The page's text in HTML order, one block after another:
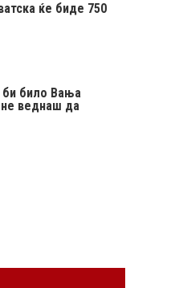
ќе биде 750
било Вања
не веднаш да